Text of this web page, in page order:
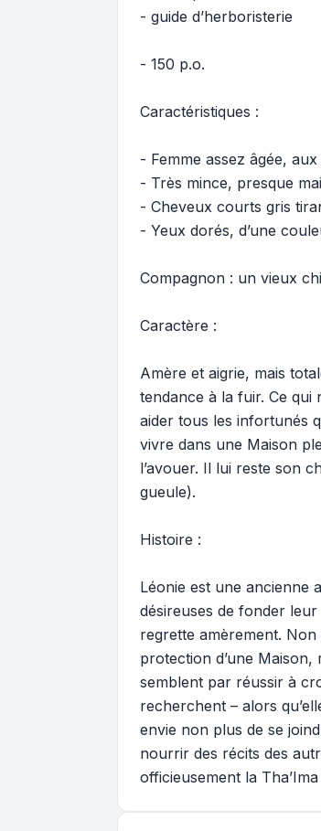
- guide d’herboristerie
- 150 p.o.
Caractéristiques :
- Femme assez âgée,
- Très mince, presque
- Cheveux courts gris
- Yeux dorés, d’une
Compagnon : un vieux
Caractère :
Amère et aigrie, mais
tendance à la fuir. Ce
aider tous les infortunés
vivre dans une Maison
l’avouer. Il lui reste son
gueule).
Histoire :
Léonie est une ancienne
désireuses de fonder
regrette amèrement. Non
protection d’une Maison,
semblent par réussir à
recherchent – alors
envie non plus de se
nourrir des récits des
officieusement la